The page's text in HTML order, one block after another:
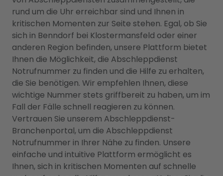
rund um die Uhr erreichbar sind und Ihnen in
kritischen Momenten zur Seite stehen. Egal, ob Sie
sich in Benndorf bei Klostermansfeld oder einer
anderen Region befinden, unsere Plattform bietet
Ihnen die Möglichkeit, die Abschleppdienst
Notrufnummer zu finden und die Hilfe zu erhalten,
die Sie benötigen. Wir empfehlen Ihnen, diese
wichtige Nummer stets griffbereit zu haben, um im
Fall der Fälle schnell reagieren zu können.
Vertrauen Sie unserem Abschleppdienst-
Branchenportal, um die Abschleppdienst
Notrufnummer in Ihrer Nähe zu finden. Unsere
einfache und intuitive Plattform ermöglicht es
Ihnen, sich in kritischen Momenten auf schnelle